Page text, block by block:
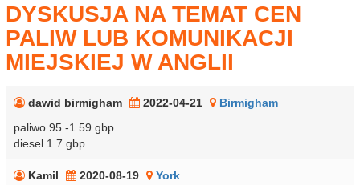
DYSKUSJA NA TEMAT CEN
PALIW LUB KOMUNIKACJI
MIEJSKIEJ W ANGLII
dawid birmigham 2022-04-21
Birmigham
paliwo 95 -1.59 gbp
diesel 1.7 gbp
Kamil 2020-08-19
York